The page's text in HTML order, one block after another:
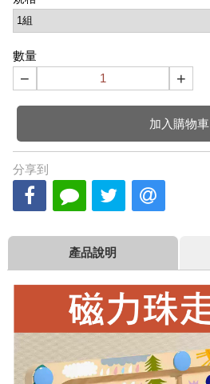
數量
− +
加入購物車
分享到
產品說明